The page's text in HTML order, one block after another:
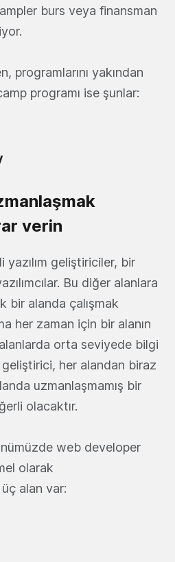
burs veya finansman
programlarını yakından
programı ise şunlar:
verin
yazılım geliştiriciler, bir
Bu diğer alanlara
bir alanda çalışmak
her zaman için bir alanın
orta seviyede bilgi
geliştirici, her alandan biraz
uzmanlaşmamış bir
olacaktır.
web developer
olarak
alan var: